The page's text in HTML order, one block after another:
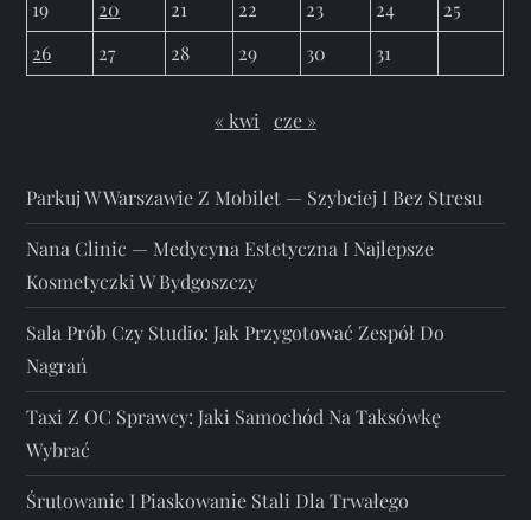
19
20 21 22 23 24
25
26
27 28 29 30 31
« kwi cze »
Parkuj W Warszawie Z Mobilet — Szybciej I Bez Stresu
Nana Clinic — Medycyna Estetyczna I Najlepsze
Kosmetyczki W Bydgoszczy
Sala Prób Czy Studio: Jak Przygotować Zespół Do
Nagrań
Taxi Z OC Sprawcy: Jaki Samochód Na Taksówkę
Wybrać
Śrutowanie I Piaskowanie Stali Dla Trwałego